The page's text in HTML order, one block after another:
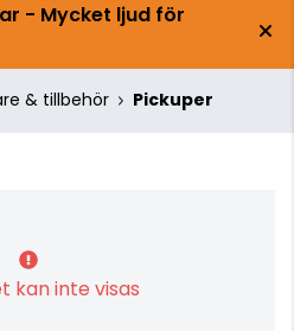
- Mycket ljud för
& tillbehör Pickuper
kan inte visas